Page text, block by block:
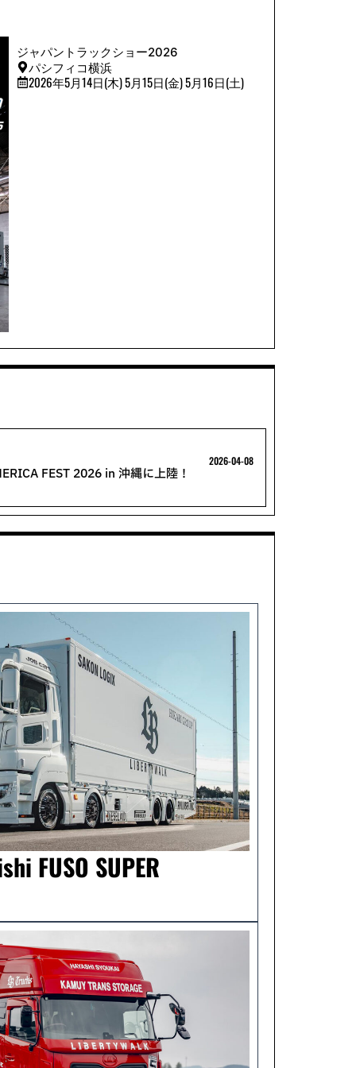
ジャパントラックショー2026
パシフィコ横浜
2026年5月14日(木) 5月15日(金) 5月16日(土)
2026-04-08
FEST 2026 in 沖縄に上陸！
FUSO SUPER